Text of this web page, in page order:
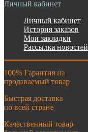
Личный кабинет
Личный кабинет
История заказов
Мои закладки
Рассылка новостей
100% Гарантия на
продаваемый товар
Быстрая доставка
по всей стране
Качественный товар